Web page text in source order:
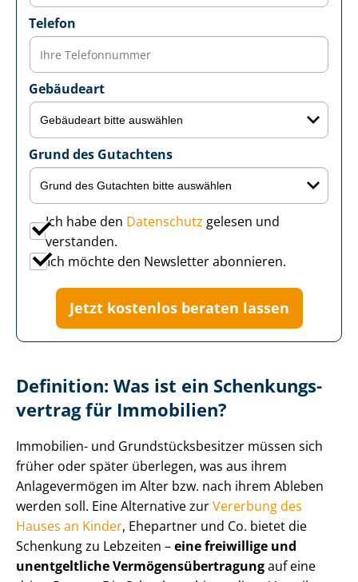
Telefon
Gebäudeart
Grund des Gutachtens
Ich habe den Datenschutz gelesen und
verstanden.
Ich möchte den Newsletter abonnieren.
Jetzt kostenlos beraten lassen
Definition: Was ist ein Schen­kungs­
ver­trag für Immobilien?
Immobilien- und Grund­stücks­be­sit­zer müssen sich
früher oder später überlegen, was aus ihrem
Anlagevermögen im Alter bzw. nach ihrem Ableben
werden soll. Eine Alternative zurVererbung des
Hauses an Kinder, Ehepartner und Co. bietet die
Schenkung zu Lebzeiten –eine freiwillige und
unentgeltliche Ver­mö­gens­über­tra­gungauf eine